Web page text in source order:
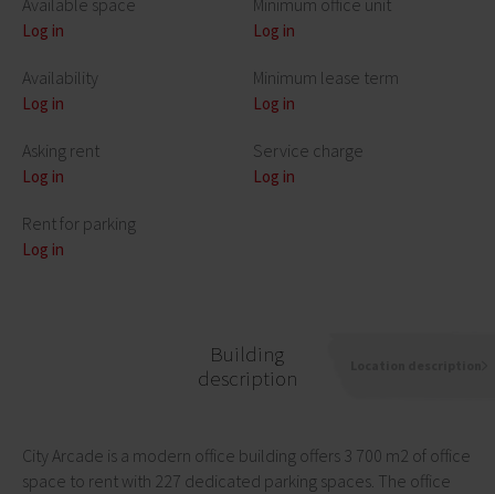
Available space
Log in
Availability
Log in
Asking rent
Log in
Rent for parking
Log in
Minimum office unit
Log in
Minimum lease term
Log in
Service charge
Log in
Building
description
City Arcade is a modern office building offers 3 700 m2 of office
space to rent with 227 dedicated parking spaces. The office